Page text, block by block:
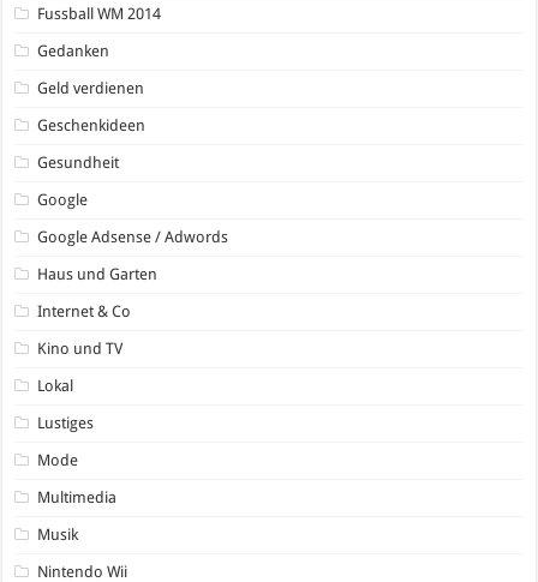
Fussball WM 2014
Gedanken
Geld verdienen
Geschenkideen
Gesundheit
Google
Google Adsense / Adwords
Haus und Garten
Internet & Co
Kino und TV
Lokal
Lustiges
Mode
Multimedia
Musik
Nintendo Wii